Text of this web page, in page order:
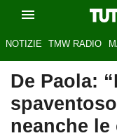
NOTIZIE TMW RADIO
De Paola:
neanche